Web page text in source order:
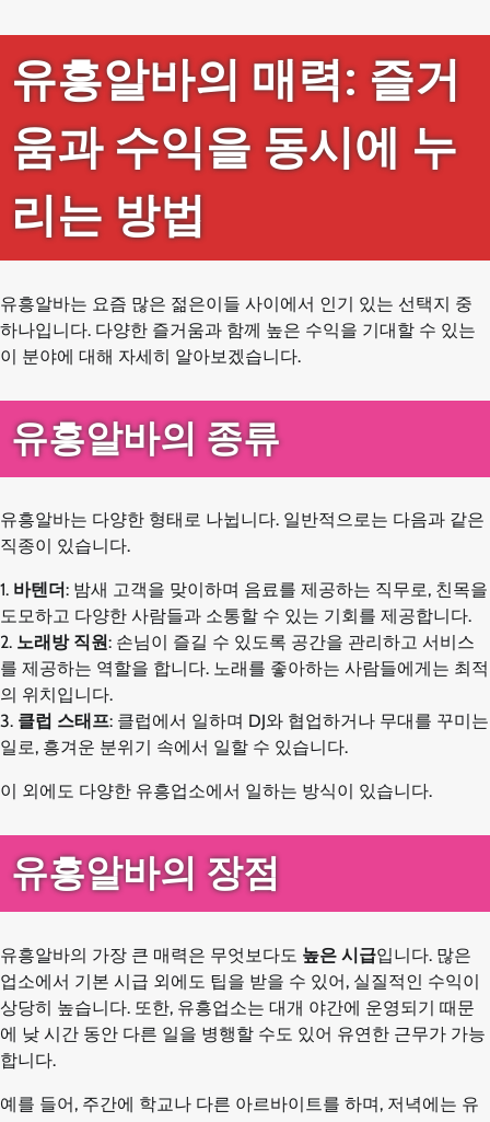
유흥알바의 매력: 즐거
움과 수익을 동시에 누
리는 방법
유흥알바는 요즘 많은 젊은이들 사이에서 인기 있는 선택지 중
하나입니다. 다양한 즐거움과 함께 높은 수익을 기대할 수 있는
이 분야에 대해 자세히 알아보겠습니다.
유흥알바의 종류
유흥알바는 다양한 형태로 나뉩니다. 일반적으로는 다음과 같은
직종이 있습니다.
1. 바텐더: 밤새 고객을 맞이하며 음료를 제공하는 직무로, 친목을
도모하고 다양한 사람들과 소통할 수 있는 기회를 제공합니다.
2. 노래방 직원: 손님이 즐길 수 있도록 공간을 관리하고 서비스
를 제공하는 역할을 합니다. 노래를 좋아하는 사람들에게는 최적
의 위치입니다.
3. 클럽 스태프: 클럽에서 일하며 DJ와 협업하거나 무대를 꾸미는
일로, 흥겨운 분위기 속에서 일할 수 있습니다.
이 외에도 다양한 유흥업소에서 일하는 방식이 있습니다.
유흥알바의 장점
유흥알바의 가장 큰 매력은 무엇보다도 높은 시급입니다. 많은
업소에서 기본 시급 외에도 팁을 받을 수 있어, 실질적인 수익이
상당히 높습니다. 또한, 유흥업소는 대개 야간에 운영되기 때문
에 낮 시간 동안 다른 일을 병행할 수도 있어 유연한 근무가 가능
합니다.
예를 들어, 주간에 학교나 다른 아르바이트를 하며, 저녁에는 유